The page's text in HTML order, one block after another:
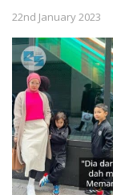
22nd January 2023